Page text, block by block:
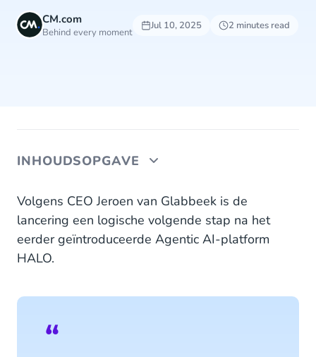
CM.com
Behind every moment
Jul 10, 2025 2 minutes read
INHOUDSOPGAVE
Voor elk klantcontact een passende stemassistent
Volgens CEO Jeroen van Glabbeek is de
lancering een logische volgende stap na het
eerder geïntroduceerde Agentic AI-platform
HALO.